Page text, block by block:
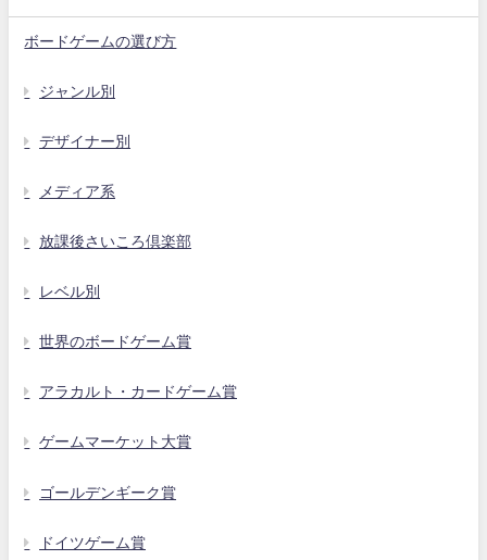
ボードゲームの選び方
ジャンル別
デザイナー別
メディア系
放課後さいころ倶楽部
レベル別
世界のボードゲーム賞
アラカルト・カードゲーム賞
ゲームマーケット大賞
ゴールデンギーク賞
ドイツゲーム賞